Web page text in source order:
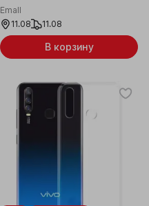
Emall
11.08
11.08
В корзину